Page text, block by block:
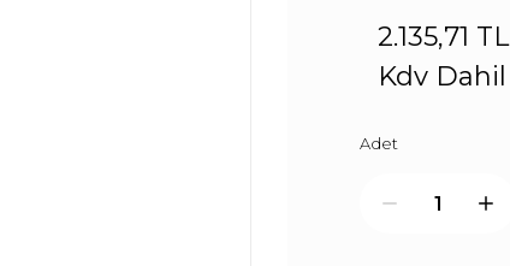
2.135,71 TL
Kdv Dahil
Adet